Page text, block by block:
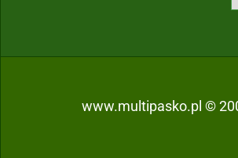
www.multipasko.pl ©